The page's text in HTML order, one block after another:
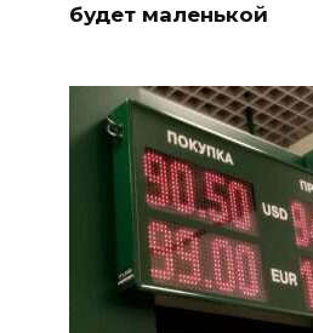
будет маленькой